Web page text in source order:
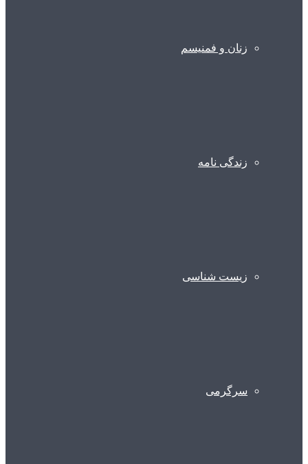
زنان و فمنیسم
زندگی نامه
زیست شناسی
سرگرمی